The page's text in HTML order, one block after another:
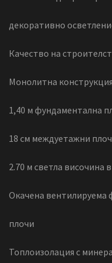
декоративно
Качество на
Монолитна
1,40 м фундаментална
18 см междуетажни
2.70 м светла височина
Окачена вентилируема
плочи
Топлоизолация с